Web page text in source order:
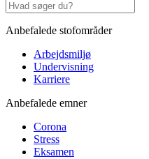
Anbefalede stofområder
Arbejdsmiljø
Undervisning
Karriere
Anbefalede emner
Corona
Stress
Eksamen